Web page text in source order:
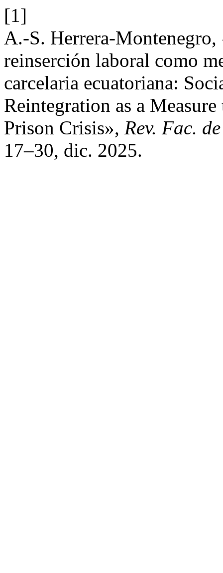
[1]
A.-S. Herrera-
reinserción laboral como
carcelaria ecuatoriana:
Reintegration as a
Prison Crisis», Rev. Fac.
17–30, dic. 2025.